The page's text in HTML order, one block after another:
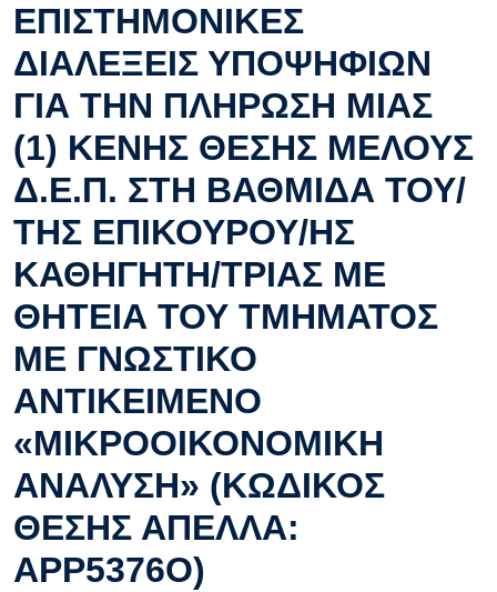
ΕΠΙΣΤΗΜΟΝΙΚΕΣ
ΔΙΑΛΕΞΕΙΣ ΥΠΟΨΗΦΙΩΝ
ΓΙΑ ΤΗΝ ΠΛΗΡΩΣΗ ΜΙΑΣ
(1) ΚΕΝΗΣ ΘΕΣΗΣ ΜΕΛΟΥΣ
Δ.Ε.Π. ΣΤΗ ΒΑΘΜΙΔΑ ΤΟΥ/
ΤΗΣ ΕΠΙΚΟΥΡΟΥ/ΗΣ
ΚΑΘΗΓΗΤΗ/ΤΡΙΑΣ ΜΕ
ΘΗΤΕΙΑ ΤΟΥ ΤΜΗΜΑΤΟΣ
ΜΕ ΓΝΩΣΤΙΚΟ
ΑΝΤΙΚΕΙΜΕΝΟ
«ΜΙΚΡΟΟΙΚΟΝΟΜΙΚΗ
ΑΝΑΛΥΣΗ» (ΚΩΔΙΚΟΣ
ΘΕΣΗΣ ΑΠΕΛΛΑ:
APP5376O)